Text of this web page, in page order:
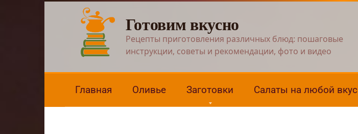
Готовим вкусно
Рецепты приготовления различных блюд: пошаговые
инструкции, советы и рекомендации, фото и видео
Главная Оливье Заготовки Салаты на любой вкус